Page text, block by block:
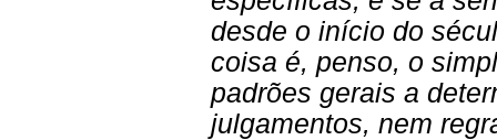
desde o início do
coisa é, penso, o
padrões gerais a
julgamentos, nem